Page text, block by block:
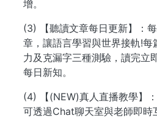
增。
(3) 【聽讀文章每日更新】：
章，讓語言學習與世界接軌!
力及克漏字三種測驗，讀完立
每日新知。
(4) 【(NEW)真人直播教學】
可透過Chat聊天室與老師即時